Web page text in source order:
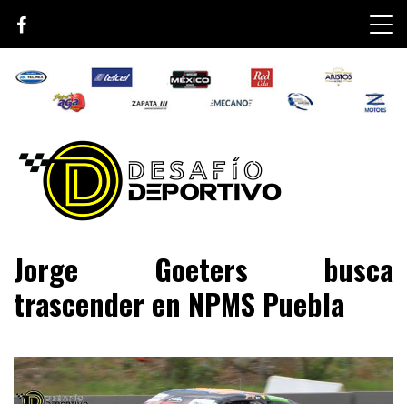
content
Desafío Deportivo
Jorge Goeters busca
trascender en NPMS Puebla